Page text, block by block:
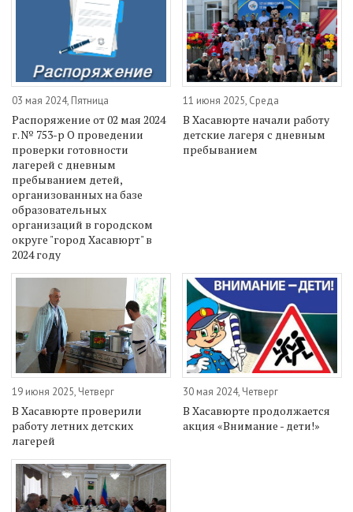
03 мая 2024, Пятница
Распоряжение от 02 мая 2024
г. № 753-р О проведении
проверки готовности
лагерей с дневным
пребыванием детей,
организованных на базе
образовательных
организаций в городском
округе "город Хасавюрт" в
2024 году
11 июня 2025, Среда
В Хасавюрте начали работу
детские лагеря с дневным
пребыванием
19 июня 2025, Четверг
В Хасавюрте проверили
работу летних детских
лагерей
30 мая 2024, Четверг
В Хасавюрте продолжается
акция «Внимание - дети!»